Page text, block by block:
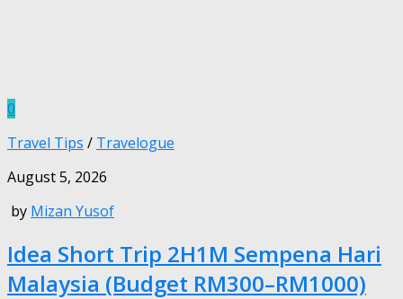
0
Travel Tips / Travelogue
August 5, 2026
by Mizan Yusof
Idea Short Trip 2H1M Sempena Hari
Malaysia (Budget RM300–RM1000)